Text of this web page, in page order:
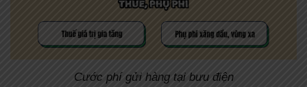
Cước phí gửi hàng tại bưu điện